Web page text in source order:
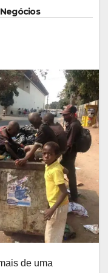
de uma